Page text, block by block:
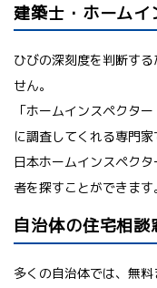
建築士・ホーム
ひびの深刻度を判断す
せん。
「ホームインスペクタ
に調査してくれる専門家
日本ホームインスペク
者を探すことができます。
自治体の住宅相
多くの自治体では、無